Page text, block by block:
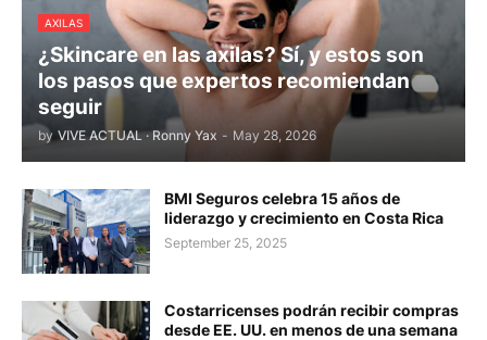
AXILAS
¿Skincare en las axilas? Sí, y estos son
los pasos que expertos recomiendan
seguir
by VIVE ACTUAL · Ronny Yax - May 28, 2026
BMI Seguros celebra 15 años de
liderazgo y crecimiento en Costa Rica
September 25, 2025
Costarricenses podrán recibir compras
desde EE. UU. en menos de una semana